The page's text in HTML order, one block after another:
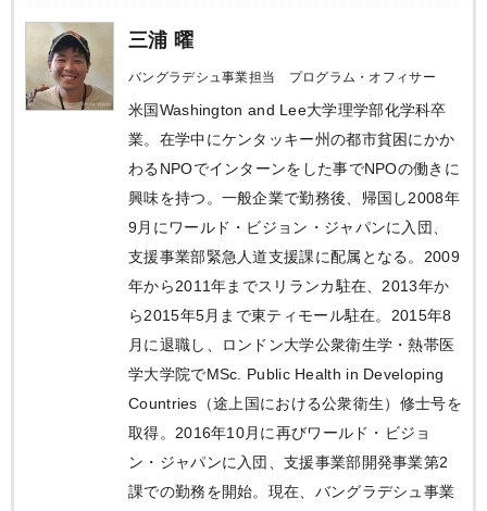
三浦 曜
バングラデシュ事業担当 プログラム・オフィサー
米国Washington and Lee大学理学部化学科卒
業。在学中にケンタッキー州の都市貧困にかか
わるNPOでインターンをした事でNPOの働きに
興味を持つ。一般企業で勤務後、帰国し2008年
9月にワールド・ビジョン・ジャパンに入団、
支援事業部緊急人道支援課に配属となる。2009
年から2011年までスリランカ駐在、2013年か
ら2015年5月まで東ティモール駐在。2015年8
月に退職し、ロンドン大学公衆衛生学・熱帯医
学大学院でMSc. Public Health in Developing
Countries（途上国における公衆衛生）修士号を
取得。2016年10月に再びワールド・ビジョ
ン・ジャパンに入団、支援事業部開発事業第2
課での勤務を開始。現在、バングラデシュ事業